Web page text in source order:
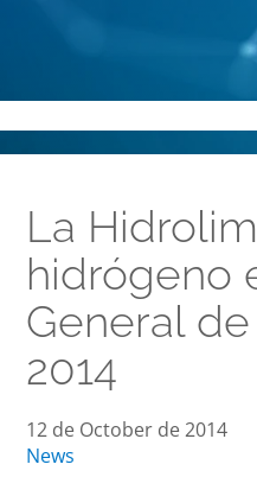
La
hidrógeno
General
2014
12 de October de 2014
News